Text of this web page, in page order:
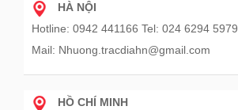
HÀ NỘI
Hotline: 0942 441166 Tel: 024 6294 5979
Mail: Nhuong.tracdiahn@gmail.com
HỒ CHÍ MINH